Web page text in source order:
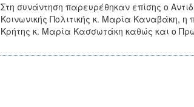
Στη συνάντηση παρευρέθηκαν επίσης ο
Κοινωνικής Πολιτικής κ. Μαρία Καναβάκη, η
Κρήτης κ. Μαρία Κασσωτάκη καθώς και ο